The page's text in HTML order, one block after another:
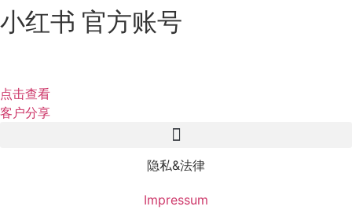
小红书 官方账号
点击查看
客户分享
隐私&法律
Impressum